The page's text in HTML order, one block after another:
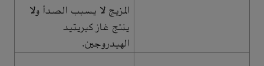
المزيج لا يسبب الصدأ ولا
ينتج غاز كبريتيد
الهيدروجين.